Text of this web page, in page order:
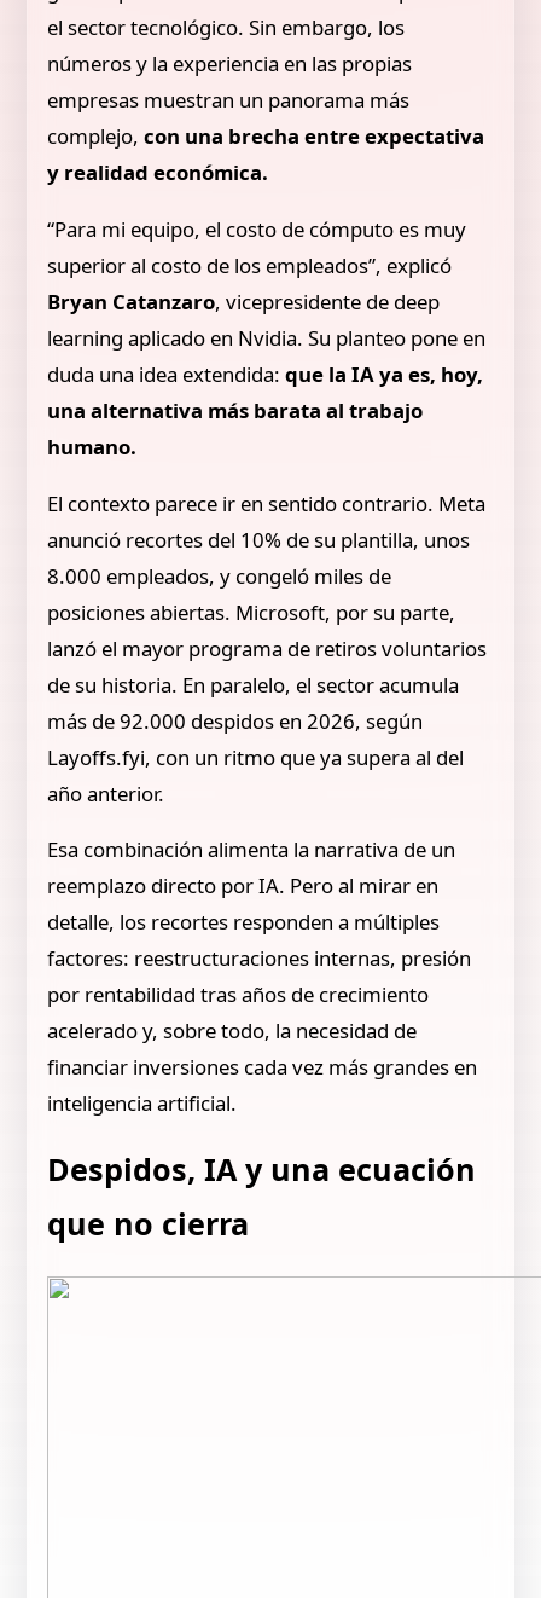
el sector tecnológico. Sin embargo, los
números y la experiencia en las propias
empresas muestran un panorama más
complejo, con una brecha entre expectativa
y realidad económica.
“Para mi equipo, el costo de cómputo es muy
superior al costo de los empleados”, explicó
Bryan Catanzaro, vicepresidente de deep
learning aplicado en Nvidia. Su planteo pone en
duda una idea extendida:que la IA ya es, hoy,
una alternativa más barata al trabajo
humano.
El contexto parece ir en sentido contrario. Meta
anunció recortes del 10% de su plantilla, unos
8.000 empleados, y congeló miles de
posiciones abiertas. Microsoft, por su parte,
lanzó el mayor programa de retiros voluntarios
de su historia. En paralelo, el sector acumula
más de 92.000 despidos en 2026, según
Layoffs.fyi, con un ritmo que ya supera al del
año anterior.
Esa combinación alimenta la narrativa de un
reemplazo directo por IA. Pero al mirar en
detalle, los recortes responden a múltiples
factores: reestructuraciones internas, presión
por rentabilidad tras años de crecimiento
acelerado y, sobre todo, la necesidad de
financiar inversiones cada vez más grandes en
inteligencia artificial.
Despidos, IA y una ecuación
que no cierra